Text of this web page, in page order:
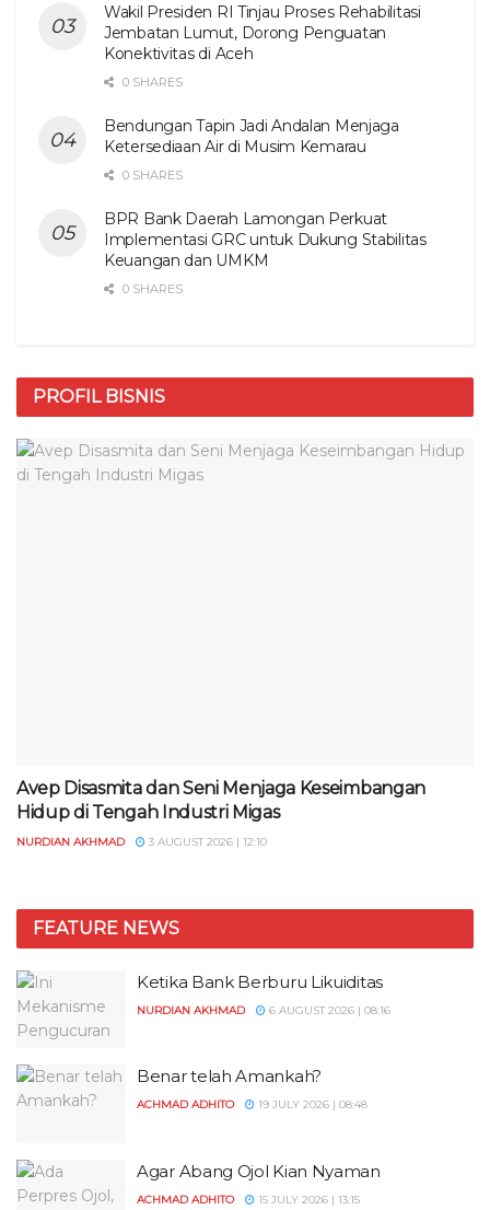
Wakil Presiden RI Tinjau Proses Rehabilitasi
Jembatan Lumut, Dorong Penguatan
Konektivitas di Aceh
0 SHARES
Bendungan Tapin Jadi Andalan Menjaga
Ketersediaan Air di Musim Kemarau
0 SHARES
BPR Bank Daerah Lamongan Perkuat
Implementasi GRC untuk Dukung Stabilitas
Keuangan dan UMKM
0 SHARES
PROFIL BISNIS
Avep Disasmita dan Seni Menjaga Keseimbangan
Hidup di Tengah Industri Migas
NURDIAN AKHMAD 3 AUGUST 2026 | 12:10
FEATURE NEWS
Ketika Bank Berburu Likuiditas
NURDIAN AKHMAD 6 AUGUST 2026 | 08:16
Benar telah Amankah?
ACHMAD ADHITO 19 JULY 2026 | 08:48
Agar Abang Ojol Kian Nyaman
ACHMAD ADHITO 15 JULY 2026 | 13:15